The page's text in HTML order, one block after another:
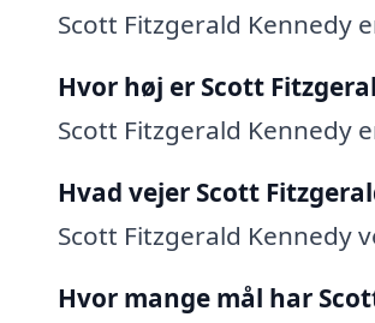
Scott Fitzgerald Kennedy
Hvor høj er Scott
Scott Fitzgerald Kennedy
Hvad vejer Scott
Scott Fitzgerald Kennedy
Hvor mange mål har